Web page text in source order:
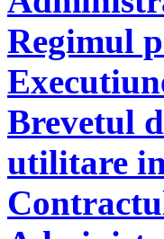
Regimul
Brevetul
utilitare